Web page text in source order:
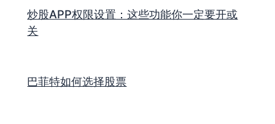
炒股APP权限设置：这些功能你一定要开或
关
巴菲特如何选择股票